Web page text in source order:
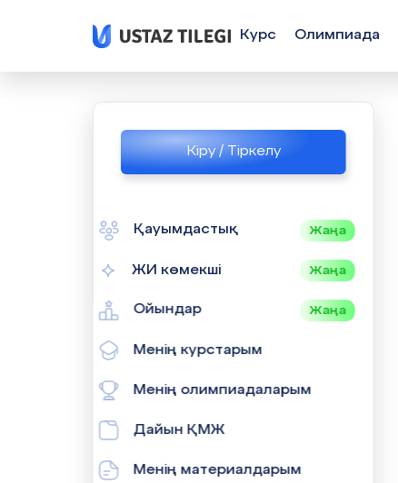
Кіру / Тіркелу
Қауымдастық Жаңа
ЖИ көмекші Жаңа
Ойындар Жаңа
Менің курстарым
Менің олимпиадаларым
Дайын ҚМЖ
Менің материалдарым
Курс Олимпиада